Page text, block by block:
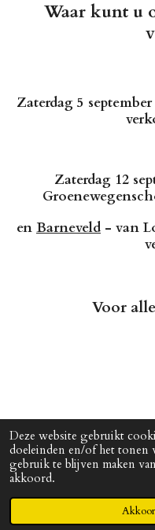
Deze website gebruikt
doeleinden en/of het tonen
gebruik te blijven maken
akkoord.
Waar kunt u
Zaterdag 5
Zaterdag 12
en Barneveld - van
Voor